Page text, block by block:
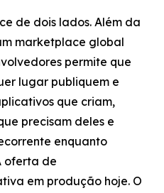
de dois lados. Além da
marketplace global
permite que
lugar publiquem e
que criam,
precisam deles e
enquanto
oferta de
em produção hoje. O